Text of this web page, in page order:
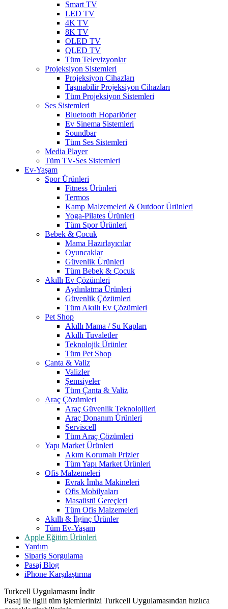
Smart TV
LED TV
4K TV
8K TV
OLED TV
QLED TV
Tüm Televizyonlar
Projeksiyon Sistemleri
Projeksiyon Cihazları
Taşınabilir Projeksiyon Cihazları
Tüm Projeksiyon Sistemleri
Ses Sistemleri
Bluetooth Hoparlörler
Ev Sinema Sistemleri
Soundbar
Tüm Ses Sistemleri
Media Player
Tüm TV-Ses Sistemleri
Ev-Yaşam
Spor Ürünleri
Fitness Ürünleri
Termos
Kamp Malzemeleri & Outdoor Ürünleri
Yoga-Pilates Ürünleri
Tüm Spor Ürünleri
Bebek & Çocuk
Mama Hazırlayıcılar
Oyuncaklar
Güvenlik Ürünleri
Tüm Bebek & Çocuk
Akıllı Ev Çözümleri
Aydınlatma Ürünleri
Güvenlik Çözümleri
Tüm Akıllı Ev Çözümleri
Pet Shop
Akıllı Mama / Su Kapları
Akıllı Tuvaletler
Teknolojik Ürünler
Tüm Pet Shop
Çanta & Valiz
Valizler
Şemsiyeler
Tüm Çanta & Valiz
Araç Çözümleri
Araç Güvenlik Teknolojileri
Araç Donanım Ürünleri
Serviscell
Tüm Araç Çözümleri
Yapı Market Ürünleri
Akım Korumalı Prizler
Tüm Yapı Market Ürünleri
Ofis Malzemeleri
Evrak İmha Makineleri
Ofis Mobilyaları
Masaüstü Gereçleri
Tüm Ofis Malzemeleri
Akıllı & İlginç Ürünler
Tüm Ev-Yaşam
Apple Eğitim Ürünleri
Yardım
Sipariş Sorgulama
Pasaj Blog
iPhone Karşılaştırma
Turkcell Uygulamasını İndir
Pasaj ile ilgili tüm işlemlerinizi Turkcell Uygulamasından hızlıca